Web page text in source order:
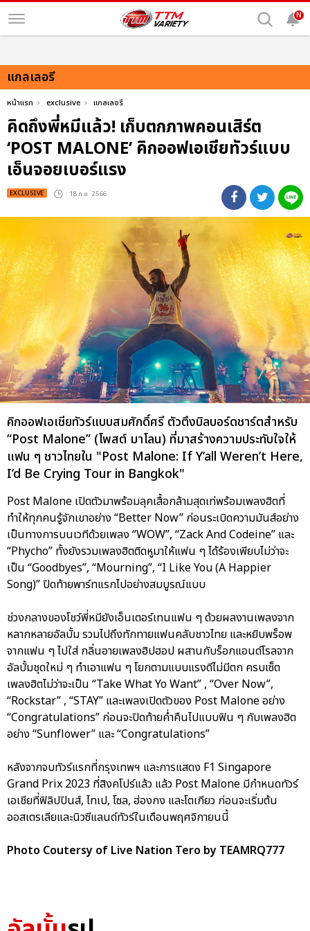
N
แกลเลอรี
หน้าแรก exclusive แกลเลอรี
คิดถึงพี่หมีแล้ว! เก็บตกภาพคอนเสิร์ต
‘POST MALONE’ คิกออฟเอเชียทัวร์แบบ
เอ็นจอยเบอร์แรง
EXCLUSIVE : 18 ก.ย. 2566
คิกออฟเอเชียทัวร์แบบสมศักดิ์ศรี ตัวตึงบิลบอร์ดชาร์ตสำหรับ
“Post Malone” (โพสต์ มาโลน) ที่มาสร้างความประทับใจให้
แฟน ๆ ชาวไทยใน "Post Malone: If Y’all Weren’t Here,
I’d Be Crying Tour in Bangkok"
Post Malone เปิดตัวมาพร้อมลุคเสื้อกล้ามสุดเท่พร้อมเพลงฮิตที่
ทำให้ทุกคนรู้จักเขาอย่าง “Better Now” ก่อนระเบิดความมันส์อย่าง
เป็นทางการบนเวทีด้วยเพลง “WOW”, “Zack And Codeine” และ
“Phycho” ทั้งยังรวมเพลงฮิตติดหูมาให้แฟน ๆ ได้ร้องเพียบไม่ว่าจะ
เป็น “Goodbyes”, “Mourning”, “I Like You (A Happier
Song)” ปิดท้ายพาร์ทแรกไปอย่างสมบูรณ์แบบ
ช่วงกลางของโชว์พี่หมียังเอ็นเตอร์เทนแฟน ๆ ด้วยผลงานเพลงจาก
หลากหลายอัลบั้ม รวมไปถึงทักทายแฟนคลับชาวไทย และหยิบพร็อพ
จากแฟน ๆ ไปใส่ กลิ่นอายเพลงฮิปฮอป ผสานกับร็อกแอนด์โรลจาก
อัลบั้มชุดใหม่ ๆ ทำเอาแฟน ๆ โยกตามแบบแรงดีไม่มีตก ครบเซ็ต
เพลงฮิตไม่ว่าจะเป็น “Take What Yo Want” , “Over Now”,
“Rockstar” , “STAY” และเพลงเปิดตัวของ Post Malone อย่าง
“Congratulations” ก่อนจะปิดท้ายค่ำคืนไปแบบฟิน ๆ กับเพลงฮิต
อย่าง “Sunflower” และ “Congratulations”
หลังจากจบทัวร์แรกที่กรุงเทพฯ และการแสดง F1 Singapore
Grand Prix 2023 ที่สิงคโปร์แล้ว แล้ว Post Malone มีกำหนดทัวร์
เอเชียที่ฟิลิปปินส์, ไทเป, โซล, ฮ่องกง และโตเกียว ก่อนจะเริ่มต้น
ออสเตรเลียและนิวซีแลนด์ทัวร์ในเดือนพฤศจิกายนนี้
Photo Coutersy of Live Nation Tero by TEAMRQ777